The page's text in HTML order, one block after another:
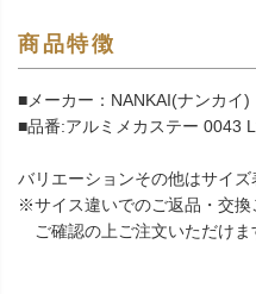
商品特徴
■メーカー：NANKAI(ナンカイ)
■品番:アルミメカステー 0043
バリエーションその他はサイズ
※サイス違いでのご返品・交換
ご確認の上ご注文いただけま